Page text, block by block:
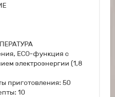
ECO-функция с
электроэнергии (1,8
приготовления: 50
10